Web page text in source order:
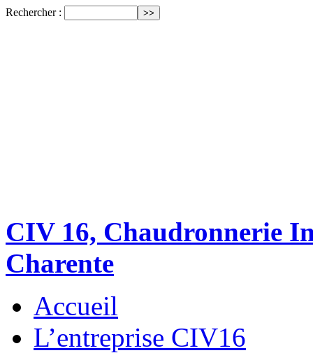
Rechercher :
CIV 16, Chaudronnerie
Charente
Accueil
L’entreprise CIV16